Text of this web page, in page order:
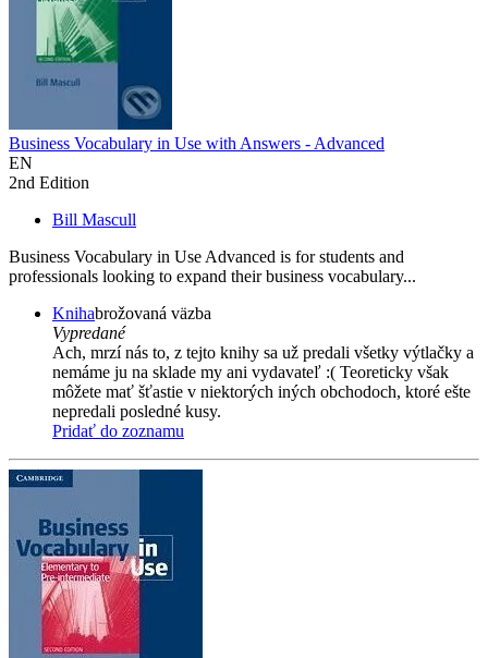
Business Vocabulary in Use with Answers - Advanced
EN
2nd Edition
Bill Mascull
Business Vocabulary in Use Advanced is for students and
professionals looking to expand their business vocabulary...
Knihabrožovaná väzba
Vypredané
Ach, mrzí nás to, z tejto knihy sa už predali všetky výtlačky a
nemáme ju na sklade my ani vydavateľ :( Teoreticky však
môžete mať šťastie v niektorých iných obchodoch, ktoré ešte
nepredali posledné kusy.
Pridať do zoznamu